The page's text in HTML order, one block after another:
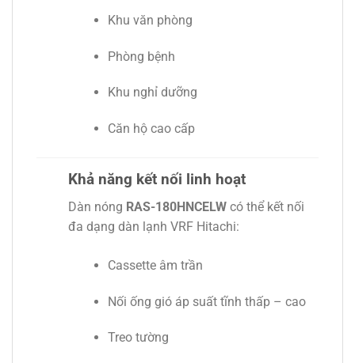
Khu văn phòng
Phòng bệnh
Khu nghỉ dưỡng
Căn hộ cao cấp
Khả năng kết nối linh hoạt
Dàn nóng RAS-180HNCELW có thể kết nối
đa dạng dàn lạnh VRF Hitachi:
Cassette âm trần
Nối ống gió áp suất tĩnh thấp – cao
Treo tường